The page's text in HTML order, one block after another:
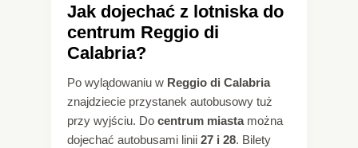
Jak dojechać z lotniska do
centrum Reggio di
Calabria?
Po wylądowaniu w Reggio di Calabria
znajdziecie przystanek autobusowy tuż
przy wyjściu. Do centrum miastamożna
dojechać autobusami linii 27 i 28. Bilety